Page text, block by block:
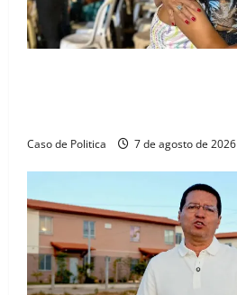
Caso de Politica 7 de agosto de 2026